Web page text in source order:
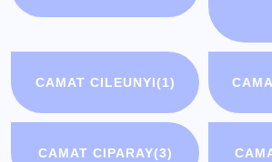
CAMAT CILEUNYI(1)
CAMAT CIPARAY(3)